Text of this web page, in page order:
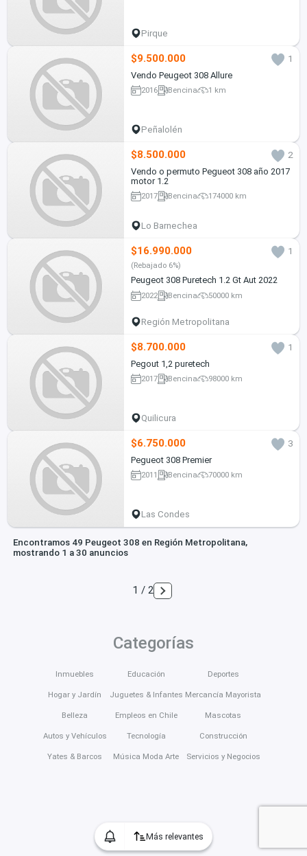
Más relevantes
Pirque
$9.500.000
1
Vendo Peugeot 308 Allure
2016 Bencina 1 km
Peñalolén
$8.500.000
2
Vendo o permuto Pegueot 308 año 2017
motor 1.2
2017 Bencina 174000 km
Lo Barnechea
$16.990.000 1
(Rebajado 6%)
Peugeot 308 Puretech 1.2 Gt Aut 2022
2022 Bencina 50000 km
Región Metropolitana
$8.700.000
1
Pegout 1,2 puretech
2017 Bencina 98000 km
Quilicura
$6.750.000
3
Pegueot 308 Premier
2011 Bencina 70000 km
Las Condes
Encontramos 49 Peugeot 308 en Región Metropolitana,
mostrando 1 a 30 anuncios
1 / 2
Categorías
Inmuebles
Hogar y Jardín
Belleza
Autos y Vehículos
Yates & Barcos
Educación
Juguetes & Infantes
Empleos en Chile
Tecnología
Música Moda Arte
Deportes
Mercancía Mayorista
Mascotas
Construcción
Servicios y Negocios